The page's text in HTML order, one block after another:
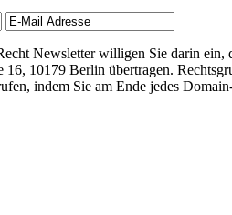
Newsletter willigen Sie darin
16, 10179 Berlin übertragen.
indem Sie am Ende jedes